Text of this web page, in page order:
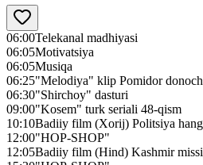
06:00Telekanal madhiyasi
06:05Motivatsiya
06:05Musiqa
06:25"Melodiya" klip Pomidor
06:30"Shirchoy" dasturi
09:00"Kosem" turk seriali 48-qism
10:10Badiiy film (Xorij) Politsiya
12:00"HOP-SHOP"
12:05Badiiy film (Hind) Kashmir